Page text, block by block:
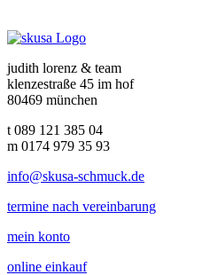
judith lorenz & team
klenzestraße 45 im hof
80469 münchen
t 089 121 385 04
m 0174 979 35 93
info@skusa-schmuck.de
termine nach vereinbarung
mein konto
online einkauf